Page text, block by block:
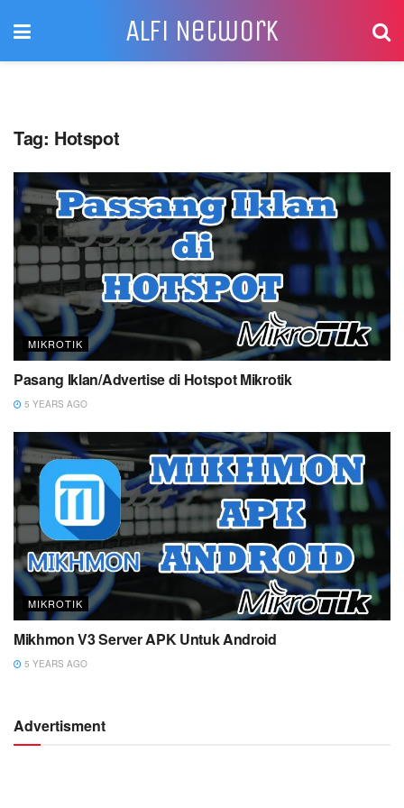
Alfi Network
Tag: Hotspot
MIKROTIK
Pasang Iklan/Advertise di Hotspot Mikrotik
5 YEARS AGO
MIKROTIK
Mikhmon V3 Server APK Untuk Android
5 YEARS AGO
Advertisment